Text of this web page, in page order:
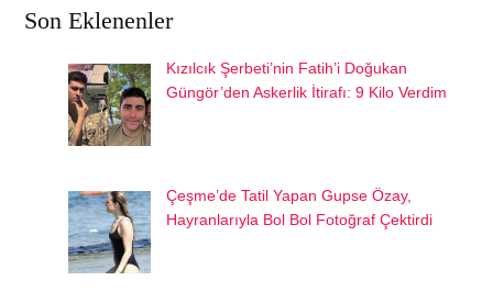
Son Eklenenler
Kızılcık Şerbeti’nin Fatih’i Doğukan
Güngör’den Askerlik İtirafı: 9 Kilo Verdim
Çeşme’de Tatil Yapan Gupse Özay,
Hayranlarıyla Bol Bol Fotoğraf Çektirdi